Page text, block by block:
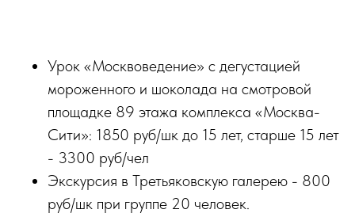
Урок «Москвоведение» с дегустацией
мороженного и шоколада на смотровой
площадке 89 этажа комплекса «Москва-
Сити»: 1850 руб/шк до 15 лет, старше 15 лет
- 3300 руб/чел
Экскурсия в Третьяковскую галерею - 800
руб/шк при группе 20 человек.